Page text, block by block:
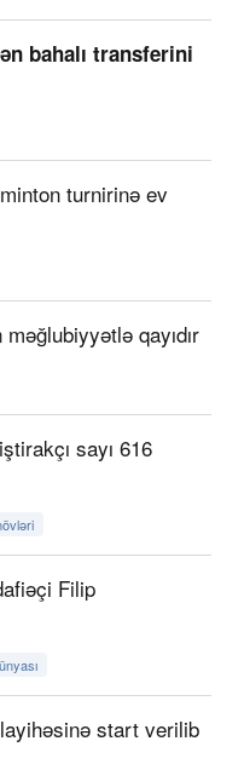
bahalı transferini
turnirinə ev
qayıdır
sayı 616
Filip
start verilib